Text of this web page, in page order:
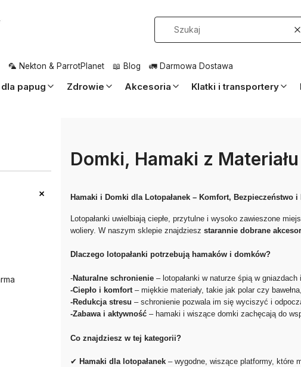
🦜 Nekton & ParrotPlanet 📖 Blog 🚛 Darmowa Dostawa
papug Zdrowie Akcesoria Klatki i transportery
+
Domki, Hamaki z
Hamaki i Domki dla Lotopałanek – Komfort, Bezpieczeństwo
Lotopałanki uwielbiają ciepłe, przytulne i wysoko zawieszone
woliery. W naszym sklepie znajdziesz starannie dobrane
Dlaczego lotopałanki potrzebują hamaków i domków?
-Naturalne schronienie – lotopałanki w naturze śpią w
-Ciepło i komfort– miękkie materiały, takie jak polar czy
-Redukcja stresu – schronienie pozwala im się wyciszyć i
-Zabawa i aktywność – hamaki i wiszące domki zachęcają do
Co znajdziesz w tej kategorii?
✔ Hamaki dla lotopałanek – wygodne, wiszące platformy, które